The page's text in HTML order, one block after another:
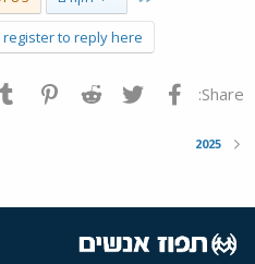
to reply here.
Share: פייסבוק Twitter
Reddit
2025